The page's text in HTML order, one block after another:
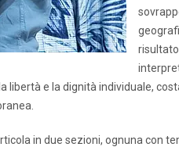
libertà e la dignità individuale,
in due sezioni, ognuna con